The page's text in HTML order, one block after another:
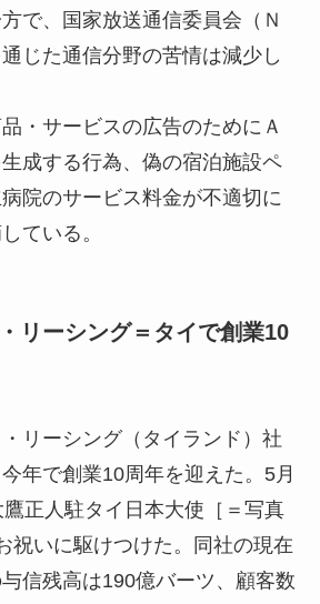
で、国家放送通信委員会（Ｎ
じた通信分野の苦情は減少し
・サービスの広告のためにＡ
生成する行為、偽の宿泊施設ペ
院のサービス料金が不適切に
ている。
リーシング＝タイで創業10
リーシング（タイランド）社
今年で創業10周年を迎えた。5月
正人駐タイ日本大使［＝写真
祝いに駆けつけた。同社の現在
信残高は190億バーツ、顧客数